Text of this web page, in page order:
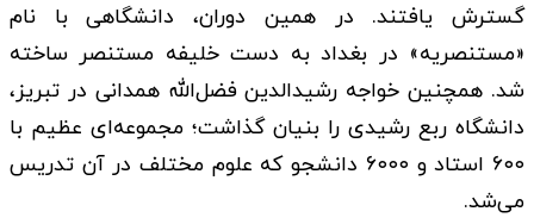
گسترش یافتند. در همین دوران، دانشگاهی با نام
«مستنصریه» در بغداد به دست خلیفه مستنصر ساخته
شد. همچنین خواجه رشیدالدین فضل‌الله همدانی در تبریز،
دانشگاه ربع رشیدی را بنیان گذاشت؛ مجموعه‌ای عظیم با
۶۰۰ استاد و ۶۰۰۰ دانشجو که علوم مختلف در آن تدریس
می‌شد.